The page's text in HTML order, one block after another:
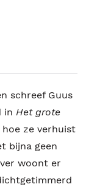
schreef Guus
in Het grote
ze verhuist
bijna geen
woont er